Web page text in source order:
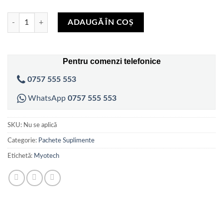
171,00 lei.
Cantitate Pachet MyoTech Whey Protein, Fat Burner, Carnitine
ADAUGĂ ÎN COȘ
Pentru comenzi telefonice
0757 555 553
WhatsApp 0757 555 553
SKU: Nu se aplică
Categorie: Pachete Suplimente
Etichetă: Myotech